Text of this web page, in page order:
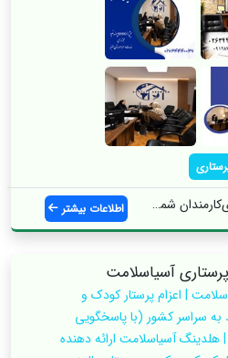
شمال... اطلاعات بیشتر
آسیاسلامت
| اعزام پرستار کودک و
به سراسر کشور (با پاسخگویی
هلدینگ آسیاسلامت ارائه دهنده